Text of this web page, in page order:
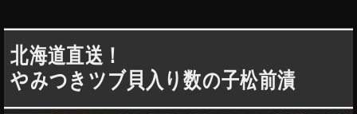
北海道直送！
やみつきツブ貝入り数の子松前漬